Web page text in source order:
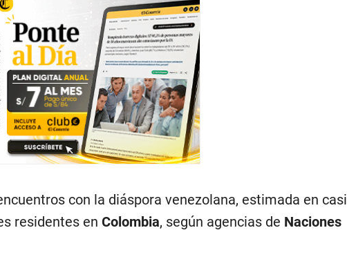
con la diáspora venezolana, estimada en casi
residentes en Colombia, según agencias de Naciones